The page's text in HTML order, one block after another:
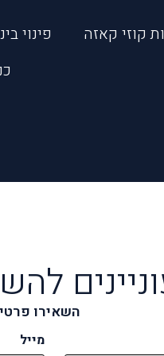
קוזי קאזה פינוי
השאירו
מייל